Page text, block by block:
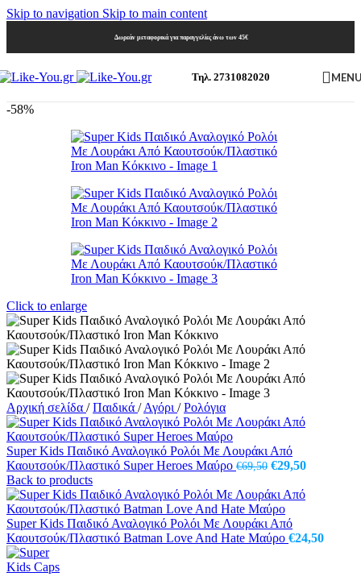
Skip to navigation Skip to main content
Δωρεάν μεταφορικά για παραγγελίες άνω των 45€
Τηλ. 2731082020
-58%
Click to enlarge
Αρχική σελίδα / Παιδικά / Αγόρι / Ρολόγια
Super Kids Παιδικό Αναλογικό Ρολόι Με Λουράκι Από
Καουτσούκ/Πλαστικό Super Heroes Μαύρο €69,50 Original
was:
€69,50.
€29,50Η
Back to products
Super Kids Παιδικό Αναλογικό Ρολόι Με Λουράκι Από
Καουτσούκ/Πλαστικό Batman Love And Hate Μαύρο €24,50